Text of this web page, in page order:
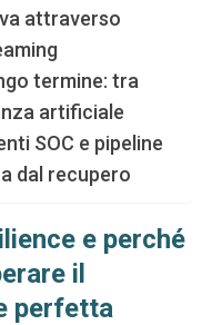
attraverso
termine: tra
artificiale
SOC e pipeline
dal recupero
e perché
il
perfetta